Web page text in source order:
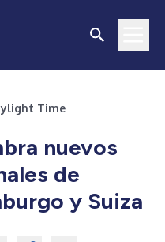
Time
nuevos
de
y Suiza